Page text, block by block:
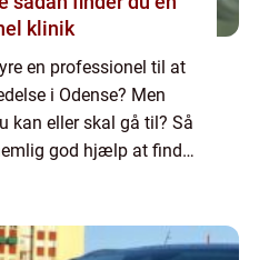
klinik
en professionel til at
i Odense? Men
kan eller skal gå til? Så
god hjælp at finde